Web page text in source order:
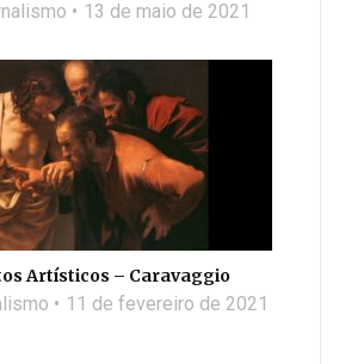
13 de maio de 2021
Artísticos – Caravaggio
11 de fevereiro de 2021